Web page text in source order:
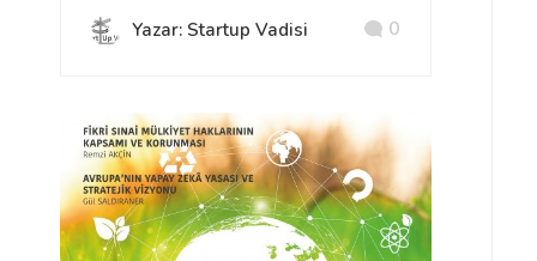
Yazar: Startup Vadisi 0